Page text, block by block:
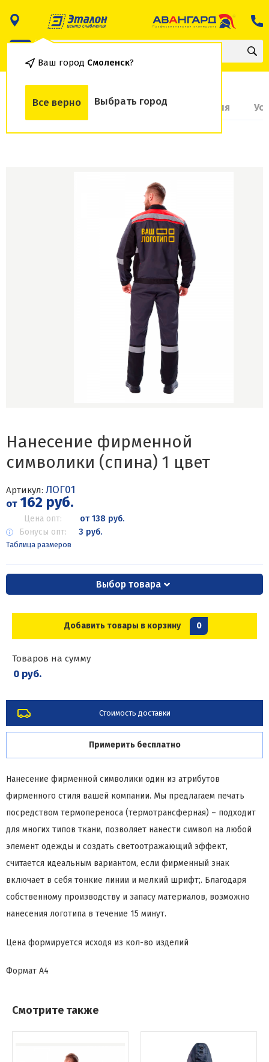
Ваш город Смоленск?
Все верно Выбрать город
О товаре Доставка и оплата Гарантия
Нанесение фирменной
символики (спина) 1 цвет
Артикул: ЛОГ01
от162 руб.
Цена опт:
от 138 руб.
Бонусы опт:
3 руб.
Таблица размеров
Выбор товара
Добавить товары в корзину 0
Товаров на сумму
0 руб.
Стоимость доставки
Примерить бесплатно
Нанесение фирменной символики один из атрибутов
фирменного стиля вашей компании. Мы предлагаем печать
посредством термопереноса (термотрансферная) – подходит
для многих типов ткани, позволяет нанести символ на любой
элемент одежды и создать светоотражающий эффект,
считается идеальным вариантом, если фирменный знак
включает в себя тонкие линии и мелкий шрифт;. Благодаря
собственному производству и запасу материалов, возможно
нанесения логотипа в течение 15 минут.
Цена формируется исходя из кол-во изделий
Формат А4
Смотрите также